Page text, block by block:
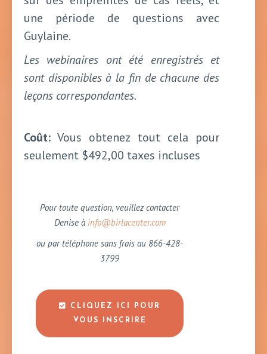
une période de questions avec
Guylaine.
Les webinaires ont été enregistrés et
sont disponibles à la fin de chacune des
leçons correspondantes.
Coût: Vous obtenez tout cela pour
seulement $492,00 taxes incluses
Pour toute question, veuillez contacter
Denise à info@birlacenter.com
ou par téléphone sans frais au 866-428-
3799
CLIQUEZ ICI POUR
VOUS INSCRIRE